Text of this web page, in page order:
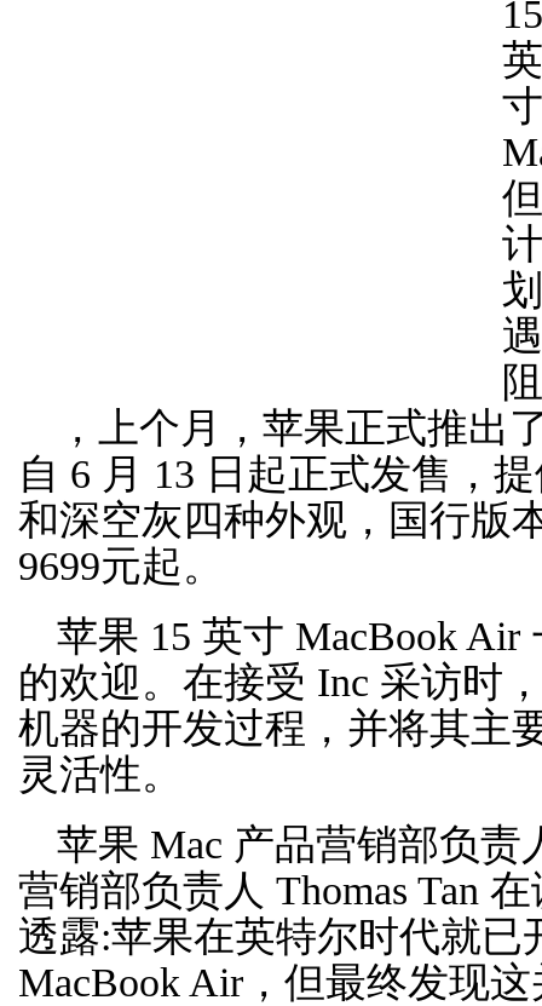
，上个月，苹果正式推出
自 6 月 13 日起正式发售，
和深空灰四种外观，国行版
9699元起。
苹果 15 英寸 MacBook
的欢迎。在接受 Inc 采访时
机器的开发过程，并将其主
灵活性。
苹果 Mac 产品营销部负责
营销部负责人 Thomas Tan
透露:苹果在英特尔时代就已
MacBook Air，但最终发现